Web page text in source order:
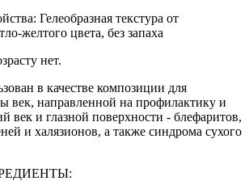
Гелеобразная текстура от
желтого цвета, без запаха
нет.
в качестве композиции для
век, направленной на профилактику и
век и глазной поверхности - блефаритов,
и халязионов, а также синдрома сухого